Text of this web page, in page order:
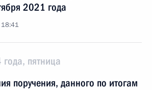
2021 года
18:41
пятница
поручения, данного по итогам